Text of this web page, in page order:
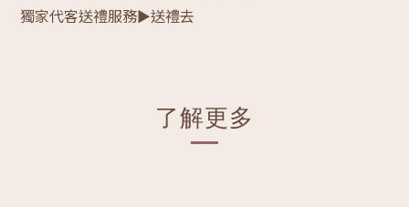
獨家代客送禮服務►送禮去
了解更多